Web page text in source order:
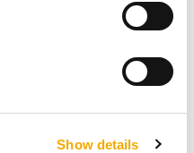
Show details